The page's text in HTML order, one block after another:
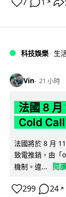
7 1 ↗
科技娛樂 生
Vin 21 小時
法國 8 月
Cold
法國將於 8 月
致電推銷，由「
機制。違...
閱
299 24 ↗